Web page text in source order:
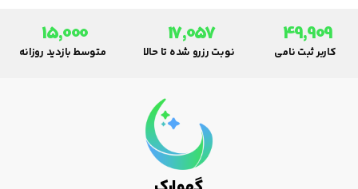
49,909
کاربر ثبت نامی
17,057
نوبت رزرو شده تا حالا
15,000
متوسط بازدید روزانه